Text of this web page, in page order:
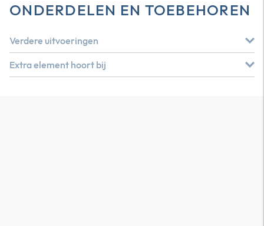
ONDERDELEN EN TOEBEHOREN
Verdere uitvoeringen
Extra element hoort bij